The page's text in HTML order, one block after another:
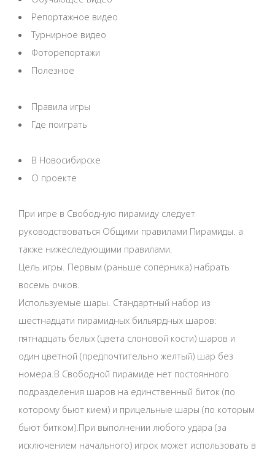
Репортажное видео
Турнирное видео
Фоторепортажи
Полезное
Правила игры
Где поиграть
В Новосибирске
О проекте
При игре в Свободную пирамиду следует
руководствоваться Общими правилами Пирамиды. а
также нижеследующими правилами.
Цель игры. Первым (раньше соперника) набрать
восемь очков.
Используемые шары. Стандартный набор из
шестнадцати пирамидных бильярдных шаров:
пятнадцать белых (цвета слоновой кости) шаров и
один цветной (предпочтительно желтый) шар без
номера.В Свободной пирамиде нет постоянного
подразделения шаров на единственный биток (по
которому бьют кием) и прицельные шары (по которым
бьют битком).При выполнении любого удара (за
исключением начального) игрок может использовать в